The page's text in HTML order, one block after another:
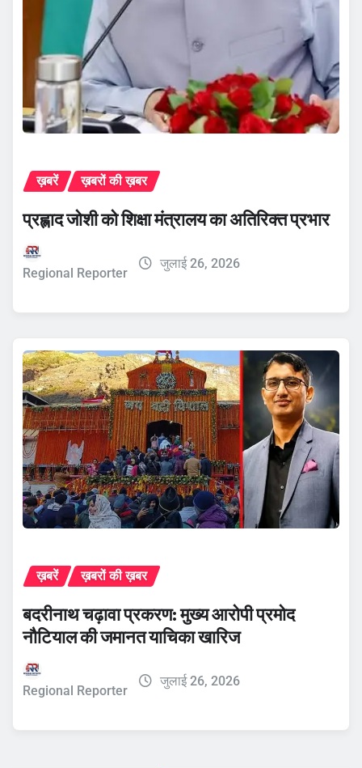
ख़बरें ख़बरों की ख़बर
प्रह्लाद जोशी को शिक्षा मंत्रालय का अतिरिक्त प्रभार
Regional Reporter
जुलाई 26, 2026
ख़बरें ख़बरों की ख़बर
बदरीनाथ चढ़ावा प्रकरण: मुख्य आरोपी प्रमोद
नौटियाल की जमानत याचिका खारिज
Regional Reporter
जुलाई 26, 2026